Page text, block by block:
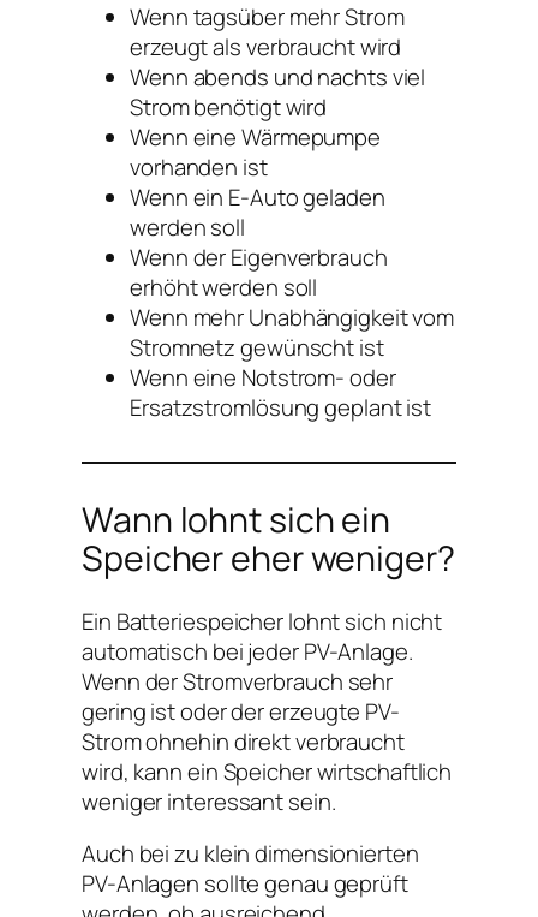
Wenn tagsüber mehr Strom
erzeugt als verbraucht wird
Wenn abends und nachts viel
Strom benötigt wird
Wenn eine Wärmepumpe
vorhanden ist
Wenn ein E-Auto geladen
werden soll
Wenn der Eigenverbrauch
erhöht werden soll
Wenn mehr Unabhängigkeit vom
Stromnetz gewünscht ist
Wenn eine Notstrom- oder
Ersatzstromlösung geplant ist
Wann lohnt sich ein
Speicher eher weniger?
Ein Batteriespeicher lohnt sich nicht
automatisch bei jeder PV-Anlage.
Wenn der Stromverbrauch sehr
gering ist oder der erzeugte PV-
Strom ohnehin direkt verbraucht
wird, kann ein Speicher wirtschaftlich
weniger interessant sein.
Auch bei zu klein dimensionierten
PV-Anlagen sollte genau geprüft